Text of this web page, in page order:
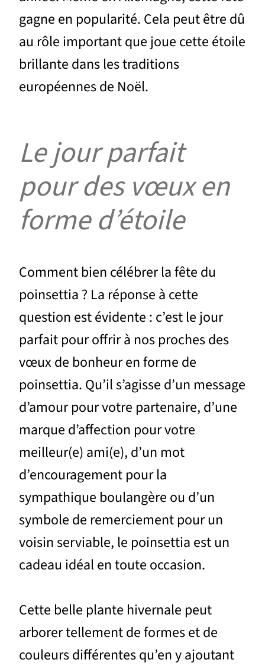
gagne en popularité. Cela peut être dû
au rôle important que joue cette étoile
brillante dans les traditions
européennes de Noël.
Le jour parfait
pour des vœux en
forme d’étoile
Comment bien célébrer la fête du
poinsettia ? La réponse à cette
question est évidente : c’est le jour
parfait pour offrir à nos proches des
vœux de bonheur en forme de
poinsettia. Qu’il s’agisse d’un message
d’amour pour votre partenaire, d’une
marque d’affection pour votre
meilleur(e) ami(e), d’un mot
d’encouragement pour la
sympathique boulangère ou d’un
symbole de remerciement pour un
voisin serviable, le poinsettia est un
cadeau idéal en toute occasion.
Cette belle plante hivernale peut
arborer tellement de formes et de
couleurs différentes qu’en y ajoutant